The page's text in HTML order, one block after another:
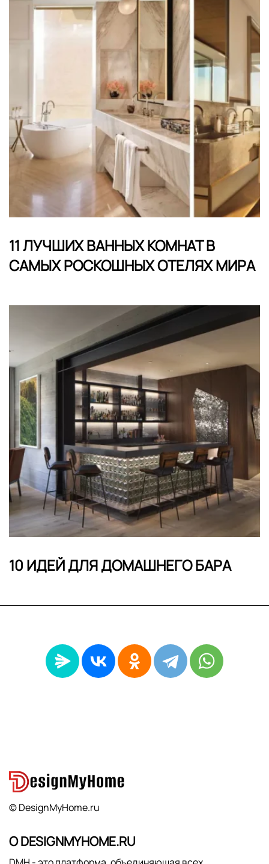
11 ЛУЧШИХ ВАННЫХ КОМНАТ В
САМЫХ РОСКОШНЫХ ОТЕЛЯХ МИРА
10 ИДЕЙ ДЛЯ ДОМАШНЕГО БАРА
© DesignMyHome.ru
О DESIGNMYHOME.RU